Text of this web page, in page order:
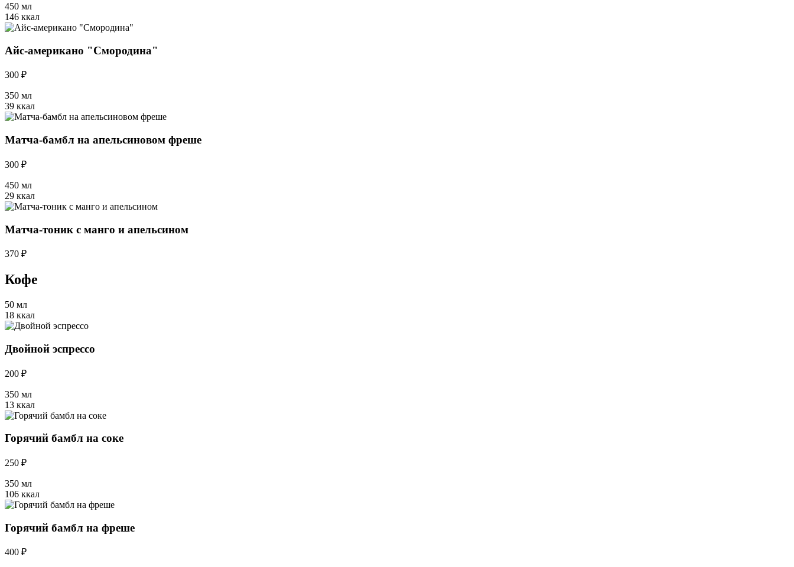
450 мл
146 ккал
Айс-американо "Смородина"
300 ₽
350 мл
39 ккал
Матча-бамбл на апельсиновом фреше
300 ₽
450 мл
29 ккал
Матча-тоник с манго и апельсином
370 ₽
Кофе
50 мл
18 ккал
Двойной эспрессо
200 ₽
350 мл
13 ккал
Горячий бамбл на соке
250 ₽
350 мл
106 ккал
Горячий бамбл на фреше
400 ₽